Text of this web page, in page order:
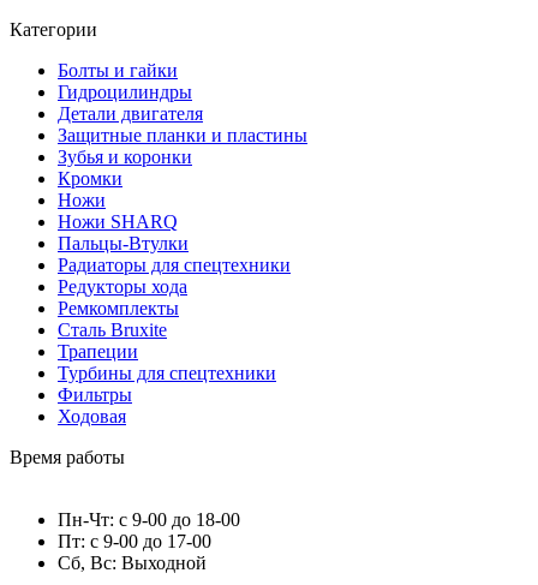
Категории
Болты и гайки
Гидроцилиндры
Детали двигателя
Защитные планки и пластины
Зубья и коронки
Кромки
Ножи
Ножи SHARQ
Пальцы-Втулки
Радиаторы для спецтехники
Редукторы хода
Ремкомплекты
Сталь Bruxite
Трапеции
Турбины для спецтехники
Фильтры
Ходовая
Время работы
Пн-Чт: с 9-00 до 18-00
Пт: с 9-00 до 17-00
Сб, Вс: Выходной